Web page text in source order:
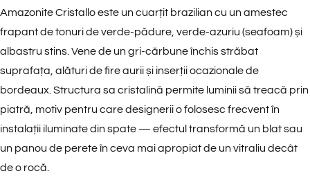
Amazonite Cristallo este un cuarțit brazilian cu un amestec
frapant de tonuri de verde-pădure, verde-azuriu (seafoam) și
albastru stins. Vene de un gri-cărbune închis străbat
suprafața, alături de fire aurii și inserții ocazionale de
bordeaux. Structura sa cristalină permite luminii să treacă prin
piatră, motiv pentru care designerii o folosesc frecvent în
instalații iluminate din spate — efectul transformă un blat sau
un panou de perete în ceva mai apropiat de un vitraliu decât
de o rocă.